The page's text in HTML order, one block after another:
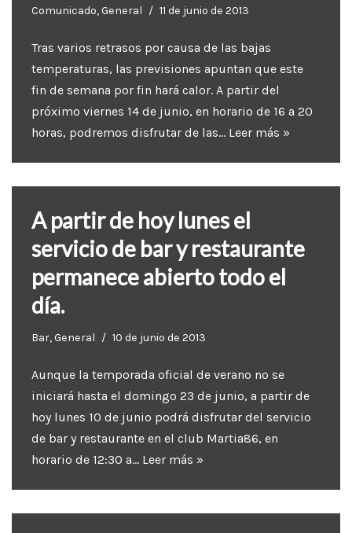
Comunicado,General 11 de junio de 2013
Tras varios retrasos por causa de las bajas
temperaturas, las previsiones apuntan que este
fin de semana por fin hará calor. A partir del
próximo viernes 14 de junio, en horario de 16 a 20
horas, podremos disfrutar de las… Leer más »
A partir de hoy lunes el
servicio de bar y restaurante
permanece abierto todo el
día.
Bar,General 10 de junio de 2013
Aunque la temporada oficial de verano no se
iniciará hasta el domingo 23 de junio, a partir de
hoy lunes 10 de junio podrá disfrutar del servicio
de bar y restaurante en el club Martia86, en
horario de 12:30 a… Leer más »